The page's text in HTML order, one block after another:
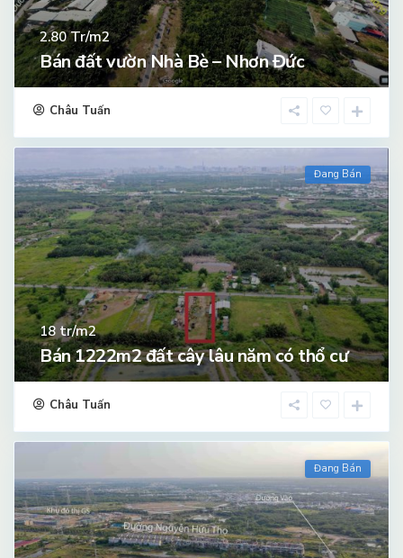
2.80Tr/m2
Bán đất vườn Nhà Bè – Nhơn Đức
Châu Tuấn
Đang Bán
18 tr/m2
Bán 1222m2 đất cây lâu năm có thổ cư
Châu Tuấn
Đang Bán